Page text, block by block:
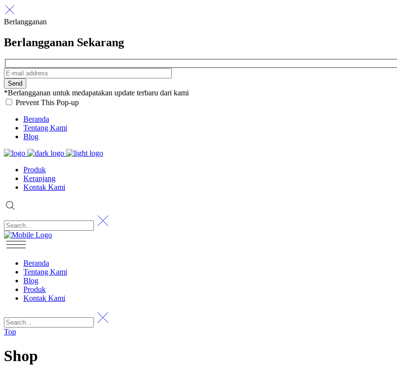
Berlangganan
Berlangganan Sekarang
Send
*Berlangganan untuk medapatakan update terbaru dari kami
Prevent This Pop-up
Beranda
Tentang Kami
Blog
Produk
Keranjang
Kontak Kami
Beranda
Tentang Kami
Blog
Produk
Kontak Kami
Top
Shop